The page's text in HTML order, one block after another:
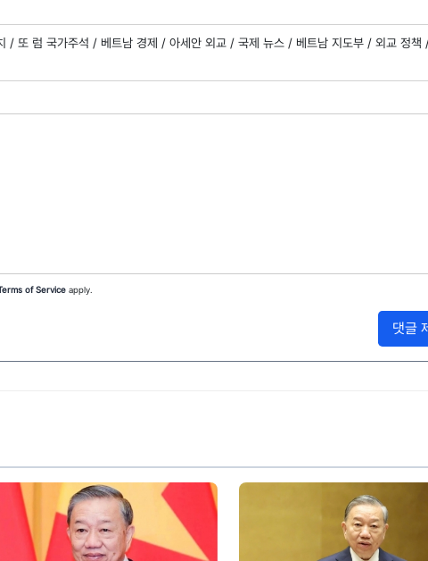
/ 또 럼 국가주석 / 베트남 경제 / 아세안 외교 / 국제 뉴스 / 베트남 지도부 / 외교 정책
of Service apply.
댓글